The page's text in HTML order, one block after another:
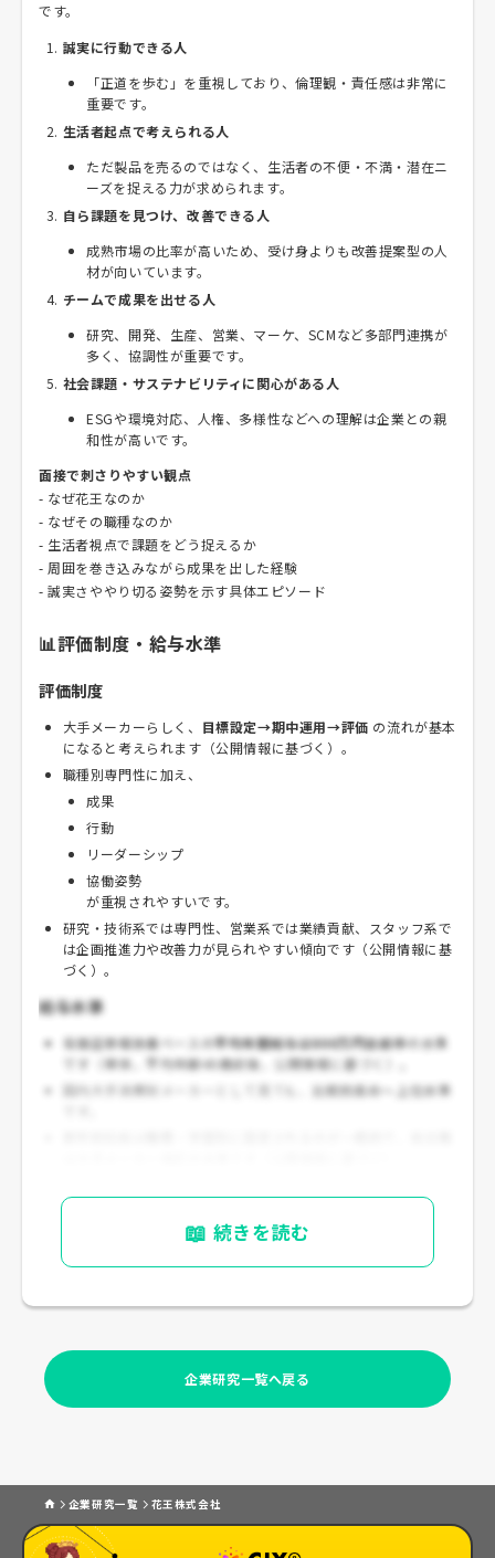
です。
誠実に行動できる人
「正道を歩む」を重視しており、倫理観・責任感は非常に
重要です。
生活者起点で考えられる人
ただ製品を売るのではなく、生活者の不便・不満・潜在ニ
ーズを捉える力が求められます。
自ら課題を見つけ、改善できる人
成熟市場の比率が高いため、受け身よりも改善提案型の人
材が向いています。
チームで成果を出せる人
研究、開発、生産、営業、マーケ、SCMなど多部門連携が
多く、協調性が重要です。
社会課題・サステナビリティに関心がある人
ESGや環境対応、人権、多様性などへの理解は企業との親
和性が高いです。
面接で刺さりやすい観点
- なぜ花王なのか
- なぜその職種なのか
- 生活者視点で課題をどう捉えるか
- 周囲を巻き込みながら成果を出した経験
- 誠実さややり切る姿勢を示す具体エピソード
📊評価制度・給与水準
評価制度
大手メーカーらしく、 目標設定→期中運用→評価 の流れが基本
になると考えられます（公開情報に基づく）。
職種別専門性に加え、
成果
行動
リーダーシップ
協働姿勢
が重視されやすいです。
研究・技術系では専門性、営業系では業績貢献、スタッフ系で
は企画推進力や改善力が見られやすい傾向です（公開情報に基
づく）。
給与水準
有価証券報告書ベースの平均年間給与は800万円台前半の水準
です（単体、平均年齢40歳前後、公開情報に基づく）。
国内大手消費財メーカーとして見ても、 比較的高め〜上位水準
📖 続きを読む
企業研究一覧へ戻る
企業研究一覧 花王株式会社